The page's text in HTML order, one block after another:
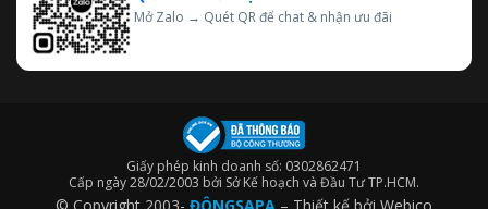
Mở Zalo → Quét QR để chat & nhận ưu đãi
Giấy phép kinh doanh số: 0302862471
Cấp ngày 28/02/2003 bởi Sở Kế hoạch và Đầu Tư TP.HCM.